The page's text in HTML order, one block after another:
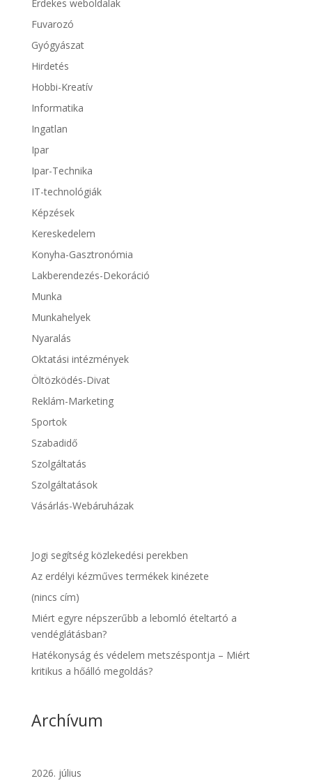
Érdekes weboldalak
Fuvarozó
Gyógyászat
Hirdetés
Hobbi-Kreatív
Informatika
Ingatlan
Ipar
Ipar-Technika
IT-technológiák
Képzések
Kereskedelem
Konyha-Gasztronómia
Lakberendezés-Dekoráció
Munka
Munkahelyek
Nyaralás
Oktatási intézmények
Öltözködés-Divat
Reklám-Marketing
Sportok
Szabadidő
Szolgáltatás
Szolgáltatások
Vásárlás-Webáruházak
Jogi segítség közlekedési perekben
Az erdélyi kézműves termékek kinézete
(nincs cím)
Miért egyre népszerűbb a lebomló ételtartó a
vendéglátásban?
Hatékonyság és védelem metszéspontja – Miért
kritikus a hőálló megoldás?
Archívum
2026. július